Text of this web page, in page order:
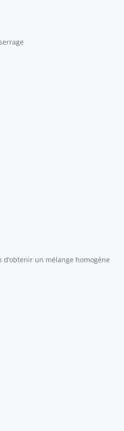
d’obtenir un mélange homogène